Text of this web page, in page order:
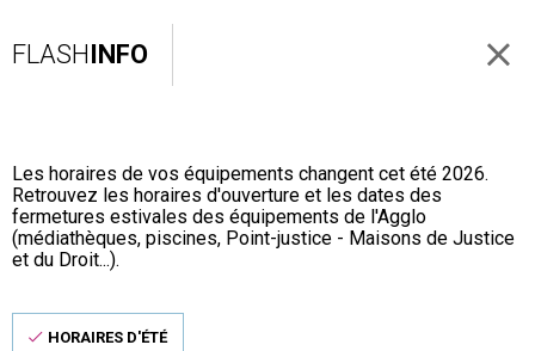
FLASHINFO
Les horaires de vos équipements changent cet été 2026.
Retrouvez les horaires d'ouverture et les dates des
fermetures estivales des équipements de l'Agglo
(médiathèques, piscines, Point-justice - Maisons de Justice
et du Droit...).
HORAIRES D'ÉTÉ